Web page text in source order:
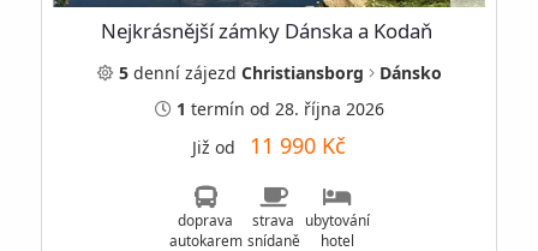
Nejkrásnější zámky Dánska a Kodaň
5dennízájezd Christiansborg
Dánsko
1 termín od 28. října 2026
Již od 11 990 Kč
doprava
autokarem
strava
snídaně
ubytování
hotel